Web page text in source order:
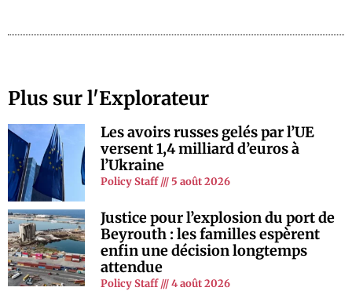
Plus sur l'Explorateur
Les avoirs russes gelés par l’UE
versent 1,4 milliard d’euros à
l’Ukraine
Policy Staff 5 août 2026
Justice pour l’explosion du port de
Beyrouth : les familles espèrent
enfin une décision longtemps
attendue
Policy Staff 4 août 2026